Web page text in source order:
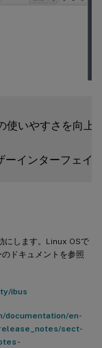
使いやすさを向上
ーインターフェイ
にします。Linux OSで
ドキュメントを参照
ibus
documentation/en-
sect-